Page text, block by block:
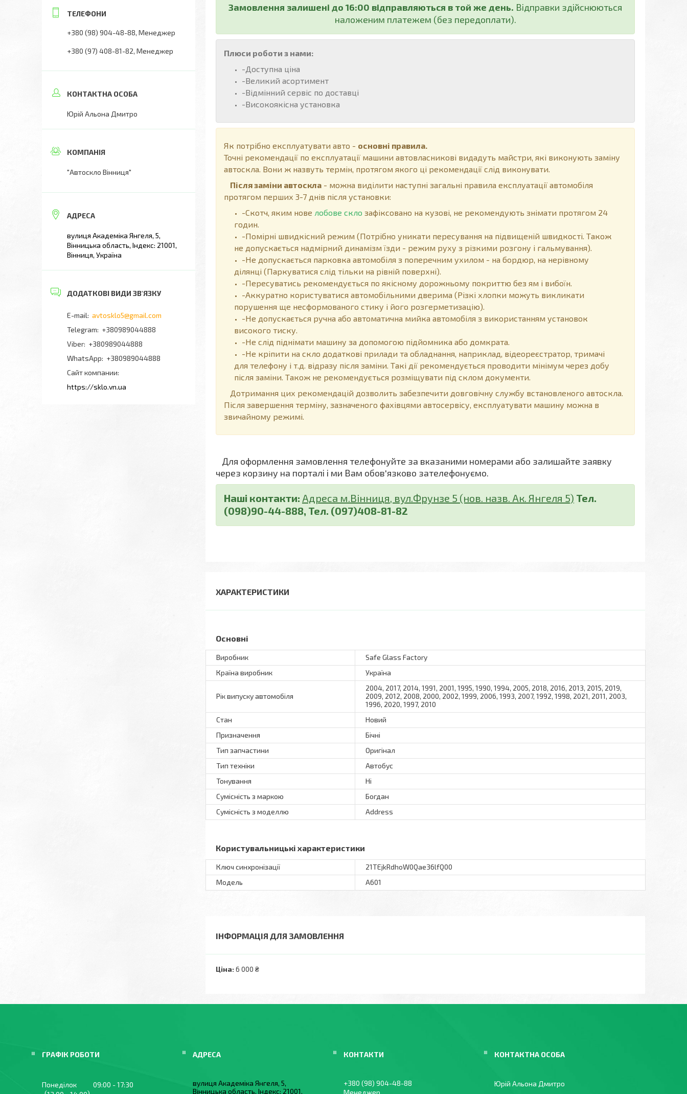
Замовлення залишені до 16:00 відправляються в той же день. Відправки здійснюються
наложеним платежем (без передоплати).
Плюси роботи з нами:
-Доступна ціна
-Великий асортимент
-Відмінний сервіс по доставці
-Високоякісна установка
Як потрібно експлуатувати авто - основні правила.
Точні рекомендації по експлуатації машини автовласникові видадуть майстри, які виконують заміну
автоскла. Вони ж назвуть термін, протягом якого ці рекомендації слід виконувати.
Після заміни автоскла - можна виділити наступні загальні правила експлуатації автомобіля
протягом перших 3-7 днів після установки:
-Скотч, яким нове лобове скло зафіксовано на кузові, не рекомендують знімати протягом 24
годин.
-Помірні швидкісний режим (Потрібно уникати пересування на підвищеній швидкості. Також
не допускається надмірний динамізм їзди - режим руху з різкими розгону і гальмування).
-Не допускається парковка автомобіля з поперечним ухилом - на бордюр, на нерівному
ділянці (Паркуватися слід тільки на рівній поверхні).
-Пересуватись рекомендується по якісному дорожньому покриттю без ям і вибоїн.
-Аккуратно користуватися автомобільними дверима (Різкі хлопки можуть викликати
порушення ще несформованого стику і його розгерметизацію).
-Не допускається ручна або автоматична мийка автомобіля з використанням установок
високого тиску.
-Не слід піднімати машину за допомогою підйомника або домкрата.
-Не кріпити на скло додаткові прилади та обладнання, наприклад, відеореєстратор, тримачі
для телефону і т.д. відразу після заміни. Такі дії рекомендується проводити мінімум через добу
після заміни. Також не рекомендується розміщувати під склом документи.
Дотримання цих рекомендацій дозволить забезпечити довговічну службу встановленого автоскла.
Після завершення терміну, зазначеного фахівцями автосервісу, експлуатувати машину можна в
звичайному режимі.
Для оформлення замовлення телефонуйте за вказаними номерами або залишайте заявку
через корзину на порталі і ми Вам обов'язково зателефонуємо.
Наші контакти: Адреса м.Вінниця, вул.Фрунзе 5 (нов. назв. Ак. Янгеля 5) Тел.
(098)90-44-888, Тел. (097)408-81-82
ХАРАКТЕРИСТИКИ
Основні
Виробник
Safe Glass Factory
Країна виробник
Україна
Рік випуску автомобіля
2004, 2017, 2014, 1991, 2001, 1995, 1990, 1994, 2005, 2018, 2016, 2013, 2015, 2019,
2009, 2012, 2008, 2000, 2002, 1999, 2006, 1993, 2007, 1992, 1998, 2021, 2011, 2003,
1996, 2020, 1997, 2010
Стан
Новий
Призначення
Бічні
Тип запчастини
Оригінал
Тип техніки
Автобус
Тонування
Ні
Сумісність з маркою
Богдан
Сумісність з моделлю
Address
Користувальницькі характеристики
Ключ синхронізації
21TEjkRdhoW0Qae36lfQ00
Мoдель
А601
ІНФОРМАЦІЯ ДЛЯ ЗАМОВЛЕННЯ
Ціна: 6 000 ₴
+380 (98) 904-48-88 Менеджер
+380 (97) 408-81-82 Менеджер
Юрій Альона Дмитро
"Автоскло Вінниця"
вулиця Академіка Янгеля, 5,
Вінницька область, Індекс: 21001,
Вінниця, Україна
avtosklo5@gmail.com
+380989044888
+380989044888
+380989044888
Сайт компании
https://sklo.vn.ua
ГРАФІК РОБОТИ
Понеділок 09:00
17:30
вулиця Академіка Янгеля, 5,
Вінницька область, Індекс: 21001,
+380 (98) 904-48-88
Юрій Альона Дмитро